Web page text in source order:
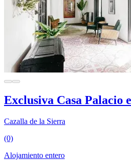
Exclusiva Casa Palacio
Cazalla de la Sierra
(0)
Alojamiento entero